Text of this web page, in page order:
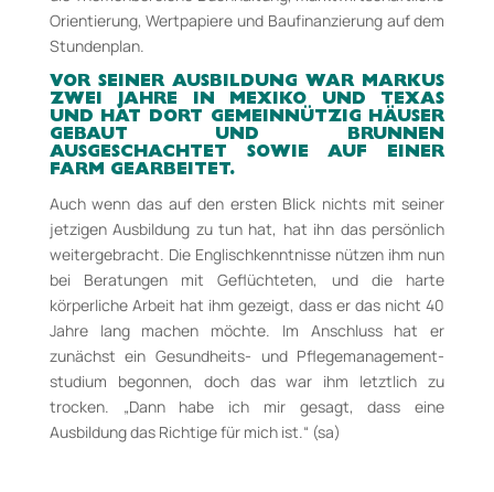
Orientierung, Wertpapiere und Baufinanzierung auf dem
Stundenplan.
VOR SEINER AUSBILDUNG WAR MARKUS
ZWEI JAHRE IN MEXIKO UND TEXAS
UND HAT DORT GEMEINNÜTZIG HÄUSER
GEBAUT UND BRUNNEN
AUSGESCHACHTET SOWIE AUF EINER
FARM GEARBEITET.
Auch wenn das auf den ersten Blick nichts mit seiner
jetzigen Ausbildung zu tun hat, hat ihn das persönlich
weitergebracht. Die Englisch­kenntnisse nützen ihm nun
bei Beratungen mit Geflüchteten, und die harte
körperliche Arbeit hat ihm gezeigt, dass er das nicht 40
Jahre lang machen möchte. Im Anschluss hat er
zunächst ein Gesundheits-­ und Pflege­management­
studium begonnen, doch das war ihm letztlich zu
trocken. „Dann habe ich mir gesagt, dass eine
Ausbildung das Richtige für mich ist.“ (sa)